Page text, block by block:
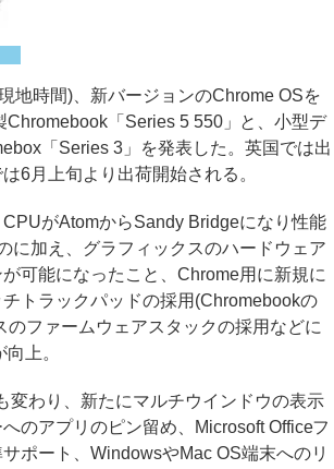
地時間)、新バージョンのChrome OSを
Chromebook「Series 5 550」と、小型デ
「Series 3」を発表した。英国では出
6月上旬より出荷開始される。
がAtomからSandy Bridgeになり性能
に加え、グラフィックスのハードウェア
可能になったこと、Chrome用に新規に
トラックパッドの採用(Chromebookの
のファームウェアスタックの採用などに
上。
わり、新たにマルチウインドウの表示
のアプリのピン留め、Microsoft Officeフ
ポート、WindowsやMac OS端末へのリ